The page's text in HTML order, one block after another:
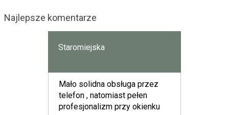
Najlepsze komentarze
Staromiejska
Mało solidna obsługa przez
telefon , natomiast pełen
profesjonalizm przy okienku